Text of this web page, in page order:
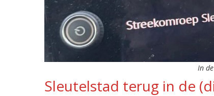
In
Sleutelstad terug in de